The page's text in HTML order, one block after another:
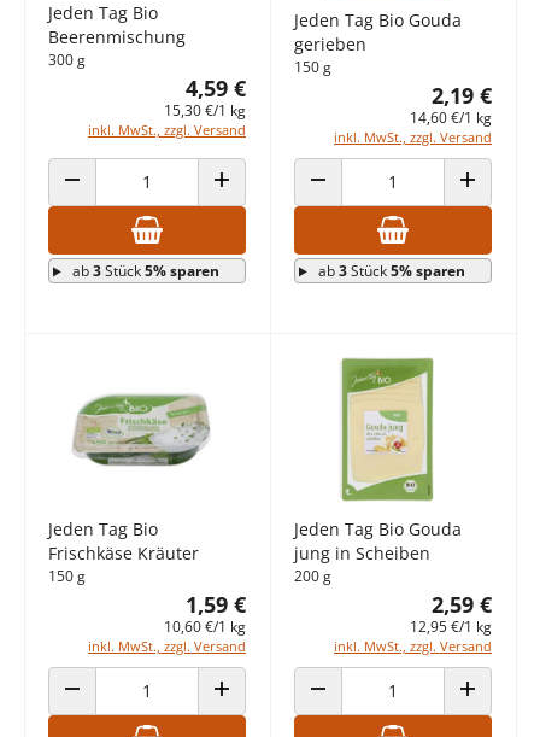
Jeden Tag Bio
Beerenmischung
300 g
4,59 €
15,30 €/1 kg
inkl. MwSt., zzgl. Versand
ANZAHL VERRINGERN ANZAHL ERHÖHEN
ab3Stück5% sparen
Jeden Tag Bio Gouda
gerieben
150 g
2,19 €
14,60 €/1 kg
inkl. MwSt., zzgl. Versand
ANZAHL VERRINGERN ANZAHL
ab3Stück5% sparen
Jeden Tag Bio
Frischkäse Kräuter
150 g
1,59 €
10,60 €/1 kg
inkl. MwSt., zzgl. Versand
ANZAHL VERRINGERN ANZAHL ERHÖHEN
Jeden Tag Bio Gouda
jung in Scheiben
200 g
2,59 €
12,95 €/1 kg
inkl. MwSt., zzgl. Versand
ANZAHL VERRINGERN ANZAHL